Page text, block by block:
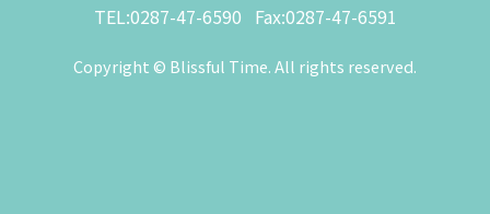
TEL:0287-47-6590 Fax:0287-47-6591
Copyright © Blissful Time. All rights reserved.